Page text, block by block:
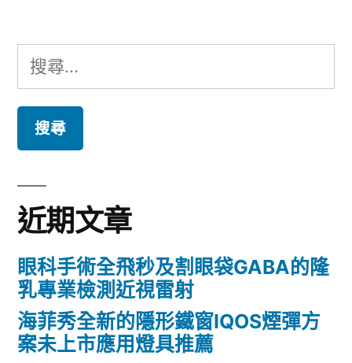
搜
尋
鍵
字:
近期文章
眼科手術全飛秒及割眼袋GABA的隆
乳專業檢測近視雷射
海菲秀全新的隱形鐵窗IQOS煙彈方
案未上市應用燈具推薦